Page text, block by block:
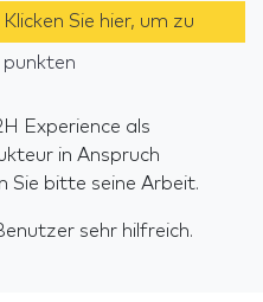
Klicken Sie hier, um zu
punkten
Experience als
in Anspruch
Sie bitte seine Arbeit.
sehr hilfreich.